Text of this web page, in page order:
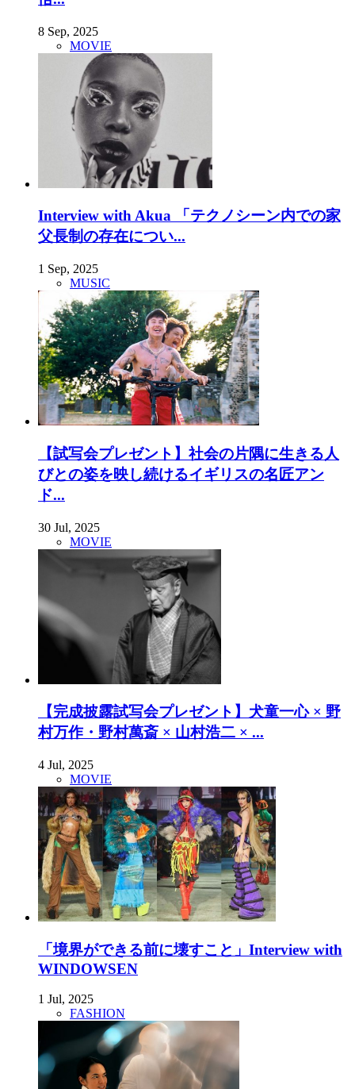
8 Sep, 2025
MOVIE
Interview with Akua 「テクノシーン内での家
父長制の存在につい...
1 Sep, 2025
MUSIC
【試写会プレゼント】社会の片隅に生きる人
びとの姿を映し続けるイギリスの名匠アン
ド...
30 Jul, 2025
MOVIE
【完成披露試写会プレゼント】犬童一心 × 野
村万作・野村萬斎 × 山村浩二 × ...
4 Jul, 2025
MOVIE
「境界ができる前に壊すこと」Interview with
WINDOWSEN
1 Jul, 2025
FASHION